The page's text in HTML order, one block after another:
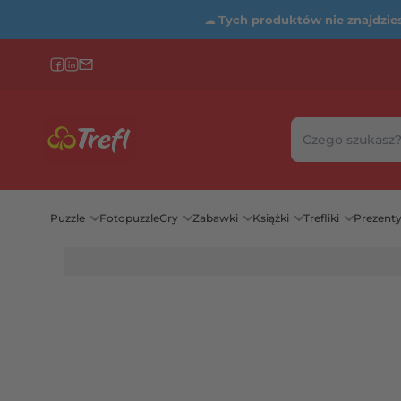
☁ Tych produktów nie
Szukaj w
Wybierz
Puzzle FotopuzzleGry Zabawki Książki Trefliki Prezenty